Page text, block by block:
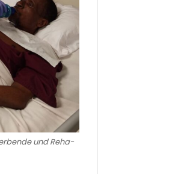
und Reha-